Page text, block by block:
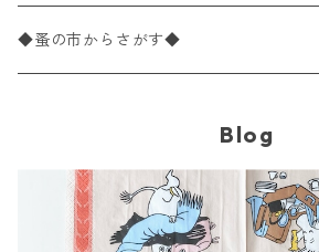
ペーパーリネンナプキン
ワックスペーパー
デコパージュ用品
パック売り
バラ売り
33cm（ラウンド）
海・魚柄
食べ物・フルーツ・野菜・ドリンク柄
食器・カトラリー柄
カクテルサイズ
ランチサイズ
ドイツ製 Paperproducts Design
カクテルサイズ
ランチサイズ
カクテルサイズ
ドイツ製 ti-flair/ティーフレア
ランチサイズ
ドイツ製 PAW/パウ
デコパージュ下地
デコパージュはさみ
3Dデコパージュ
シリコンモールド
ポスター・カレンダー
◆蚤の市からさがす◆
北欧雑貨
デコパージュ用品
Blog